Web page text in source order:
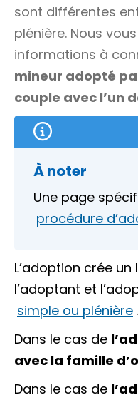
sont différentes
plénière. Nous
informations à
mineur adopté
couple avec l’un
À noter
Une page
procédure
L’adoption crée un
l’adoptant et
simple ou plénière .
Dans le cas de
avec la famille
Dans le cas de